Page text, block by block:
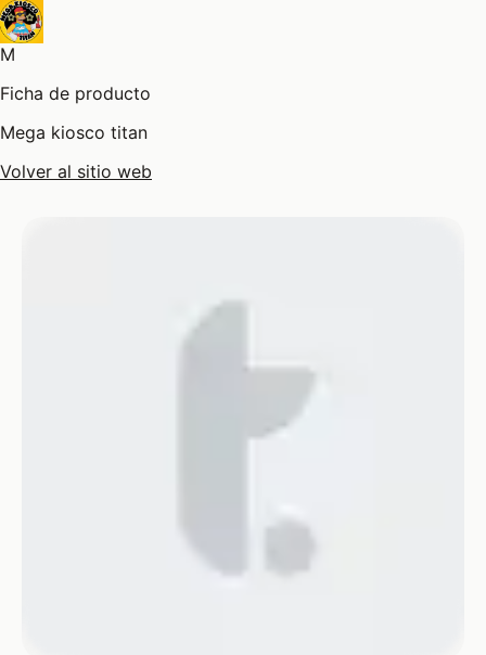
M
Ficha de producto
Mega kiosco titan
Volver al sitio web